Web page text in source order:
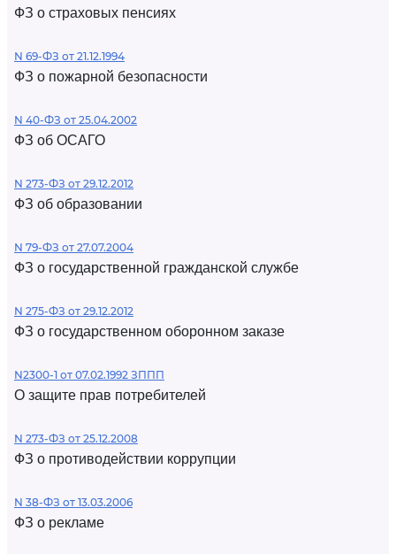
ФЗ о страховых пенсиях
N 69-ФЗ от 21.12.1994
ФЗ о пожарной безопасности
N 40-ФЗ от 25.04.2002
ФЗ об ОСАГО
N 273-ФЗ от 29.12.2012
ФЗ об образовании
N 79-ФЗ от 27.07.2004
ФЗ о государственной гражданской службе
N 275-ФЗ от 29.12.2012
ФЗ о государственном оборонном заказе
N2300-1 от 07.02.1992 ЗППП
О защите прав потребителей
N 273-ФЗ от 25.12.2008
ФЗ о противодействии коррупции
N 38-ФЗ от 13.03.2006
ФЗ о рекламе